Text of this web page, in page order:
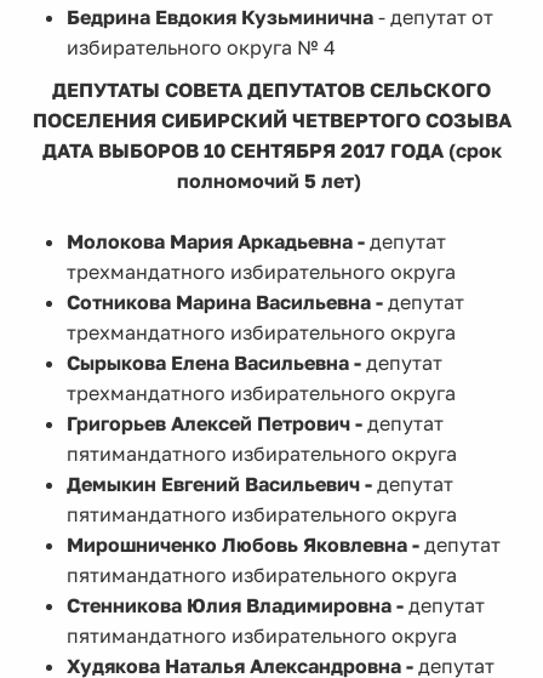
Бедрина Евдокия Кузьминична - депутат от
избирательного округа № 4
ДЕПУТАТЫ СОВЕТА ДЕПУТАТОВ СЕЛЬСКОГО
ПОСЕЛЕНИЯ СИБИРСКИЙ ЧЕТВЕРТОГО СОЗЫВА
ДАТА ВЫБОРОВ 10 СЕНТЯБРЯ 2017 ГОДА (срок
полномочий 5 лет)
Молокова Мария Аркадьевна - депутат
трехмандатного избирательного округа
Сотникова Марина Васильевна - депутат
трехмандатного избирательного округа
Сырыкова Елена Васильевна - депутат
трехмандатного избирательного округа
Григорьев Алексей Петрович - депутат
пятимандатного избирательного округа
Демыкин Евгений Васильевич - депутат
пятимандатного избирательного округа
Мирошниченко Любовь Яковлевна - депутат
пятимандатного избирательного округа
Стенникова Юлия Владимировна - депутат
пятимандатного избирательного округа
Худякова Наталья Александровна - депутат